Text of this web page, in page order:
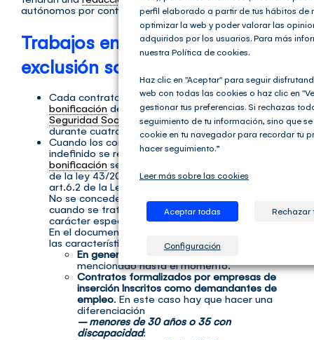
autónomos por contingencias comunes.
Trabajos en situación de
exclusión social
Cada contrato indefinidodaráderechoa una
bonificación de la cuota empresarial a la
Seguridad Social
de 50 euros/mes (600 euros/año)
durante cuatro años.
Cuando los contratos iniciales o transformación en
indefinido se realicen a tiempo parcial
bonificación se aplicará en los términos del art.2.6
de la ley 43/2006, según redacción dado por el
art.6.2 de la Ley 27/2009.
No se concederán los Incentivos mencionados
cuando se trate de relaciones laborales de
carácter especial.
En el documento
las características en dos colectivos:
En general.
Dónde se puede remitir a lo
mencionado hasta el momento.
Contratos formalizados por empresas de
inserción Inscritos como demandantes de
empleo. En este caso hay que hacer una
diferenciación
– menores de 30 años o 35 con
discapacidad:
perfil elaborado a partir de tus hábitos de
optimizar la web y poder valorar las
adquiridos por los usuarios. Para más
nuestra Política de cookies.
Haz clic en "Aceptar" para seguir
web con todas las cookies o haz clic en
gestionar tus preferencias. Si rechazas
seguimiento de tu información, sino que
cookie en tu navegador para recordar tu
hacer seguimiento.”
Leer más sobre las cookies
Aceptar todas Rechazar
Configuración